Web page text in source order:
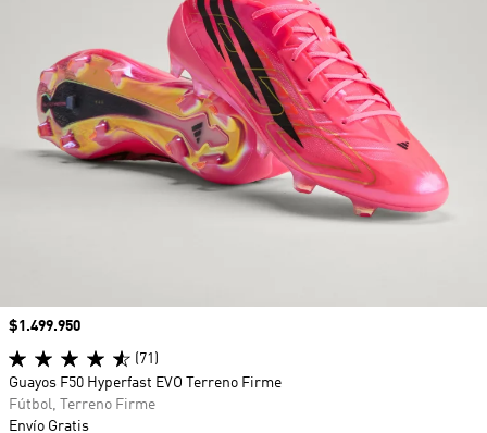
Precio
$1.499.950
(71)
Guayos F50 Hyperfast EVO Terreno Firme
Fútbol, Terreno Firme
Envío Gratis